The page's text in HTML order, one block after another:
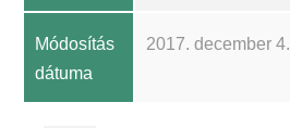
Módosítás
dátuma
2017. december 4.